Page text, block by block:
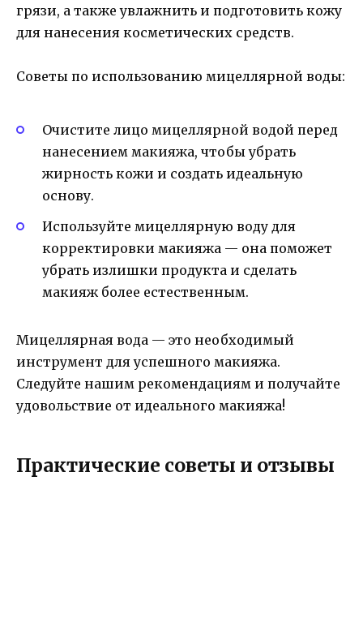
грязи, а также увлажнить и подготовить кожу
для нанесения косметических средств.
Советы по использованию мицеллярной воды:
Очистите лицо мицеллярной водой перед
нанесением макияжа, чтобы убрать
жирность кожи и создать идеальную
основу.
Используйте мицеллярную воду для
корректировки макияжа — она поможет
убрать излишки продукта и сделать
макияж более естественным.
Мицеллярная вода — это необходимый
инструмент для успешного макияжа.
Следуйте нашим рекомендациям и получайте
удовольствие от идеального макияжа!
Практические советы и отзывы